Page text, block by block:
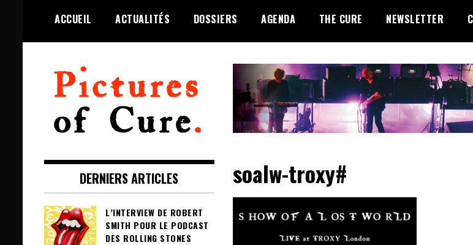
ACCUEIL ACTUALITÉS DOSSIERS AGENDA THE CURE NEWSLETTER
Pictures of Cure
2001
soalw-troxy#
DERNIERS ARTICLES
L’INTERVIEW DE ROBERT
SMITH POUR LE PODCAST
DES ROLLING STONES